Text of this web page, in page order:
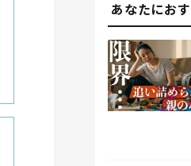
あなたにお